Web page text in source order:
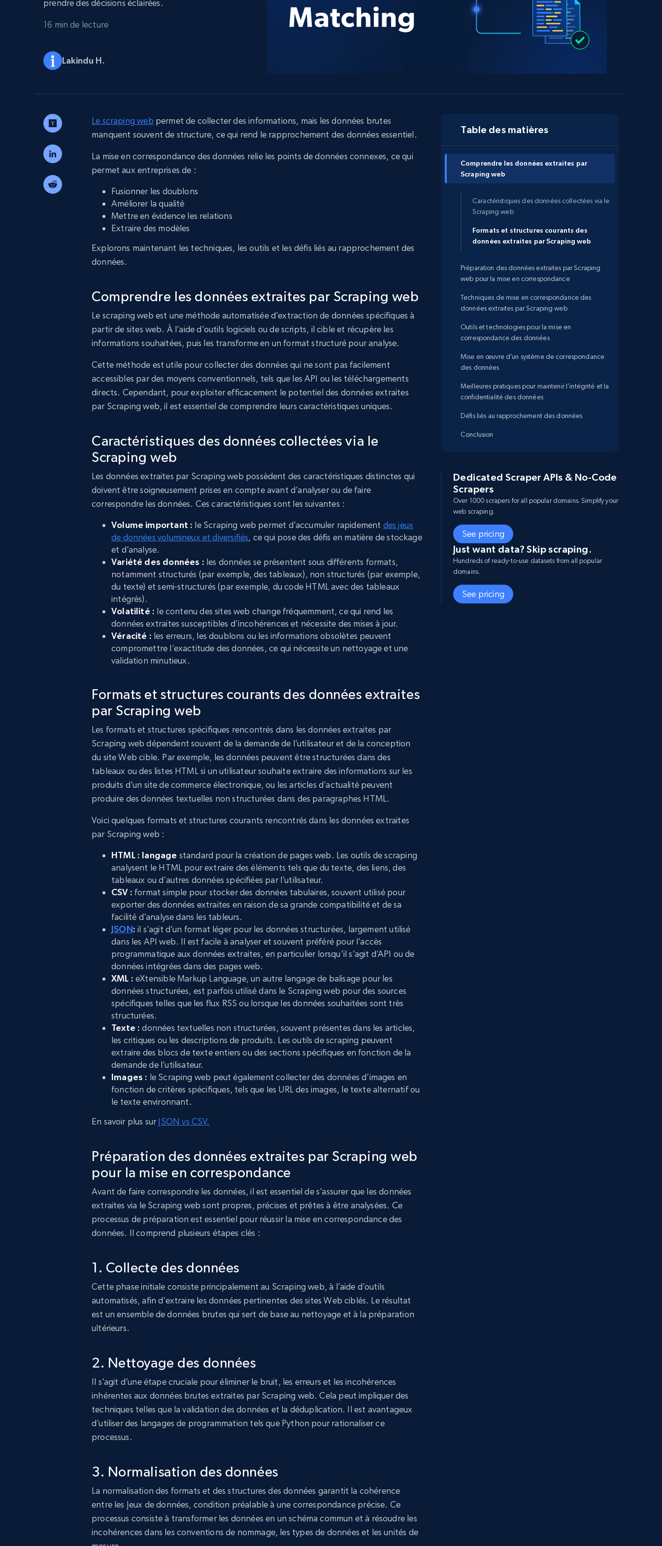
déblocage et hébergement intégrés
Réseaux sociaux
Immobilier
Data Firehose
Proxys résidentiels 50% OFF Proxys de ISP
Proxys de datacenter
Proxys fiables et à haut débit pour une
INFRASTRUCTURE PROXY
prendre des décisions éclairées.
16 min de lecture
Lakindu H.
Le scraping web permet de collecter des informations, mais les données brutes
manquent souvent de structure, ce qui rend le rapprochement des données essentiel.
La mise en correspondance des données relie les points de données connexes, ce qui
permet aux entreprises de :
Fusionner les doublons
Améliorer la qualité
Mettre en évidence les relations
Extraire des modèles
Explorons maintenant les techniques, les outils et les défis liés au rapprochement des
données.
Comprendre les données extraites par Scraping web
Le scraping web est une méthode automatisée d’extraction de données spécifiques à
partir de sites web. À l’aide d’outils logiciels ou de scripts, il cible et récupère les
informations souhaitées, puis les transforme en un format structuré pour analyse.
Cette méthode est utile pour collecter des données qui ne sont pas facilement
accessibles par des moyens conventionnels, tels que les API ou les téléchargements
directs. Cependant, pour exploiter efficacement le potentiel des données extraites
par Scraping web, il est essentiel de comprendre leurs caractéristiques uniques.
Caractéristiques des données collectées via le
Scraping web
Les données extraites par Scraping web possèdent des caractéristiques distinctes qui
doivent être soigneusement prises en compte avant d’analyser ou de faire
correspondre les données. Ces caractéristiques sont les suivantes :
Volume important : le Scraping web permet d’accumuler rapidement des jeux
de données volumineux et diversifiés, ce qui pose des défis en matière de stockage
et d’analyse.
Variété des données : les données se présentent sous différents formats,
notamment structurés (par exemple, des tableaux), non structurés (par exemple,
du texte) et semi-structurés (par exemple, du code HTML avec des tableaux
intégrés).
Volatilité : le contenu des sites web change fréquemment, ce qui rend les
données extraites susceptibles d’incohérences et nécessite des mises à jour.
Véracité : les erreurs, les doublons ou les informations obsolètes peuvent
compromettre l’exactitude des données, ce qui nécessite un nettoyage et une
validation minutieux.
Formats et structures courants des données extraites
par Scraping web
Les formats et structures spécifiques rencontrés dans les données extraites par
Scraping web dépendent souvent de la demande de l’utilisateur et de la conception
du site Web cible. Par exemple, les données peuvent être structurées dans des
tableaux ou des listes HTML si un utilisateur souhaite extraire des informations sur les
produits d’un site de commerce électronique, ou les articles d’actualité peuvent
produire des données textuelles non structurées dans des paragraphes HTML.
Voici quelques formats et structures courants rencontrés dans les données extraites
par Scraping web :
HTML : langage standard pour la création de pages web. Les outils de scraping
analysent le HTML pour extraire des éléments tels que du texte, des liens, des
tableaux ou d’autres données spécifiées par l’utilisateur.
CSV : format simple pour stocker des données tabulaires, souvent utilisé pour
exporter des données extraites en raison de sa grande compatibilité et de sa
facilité d’analyse dans les tableurs.
JSON: il s’agit d’un format léger pour les données structurées, largement utilisé
dans les API web. Il est facile à analyser et souvent préféré pour l’accès
programmatique aux données extraites, en particulier lorsqu’il s’agit d’API ou de
données intégrées dans des pages web.
XML : eXtensible Markup Language, un autre langage de balisage pour les
données structurées, est parfois utilisé dans le Scraping web pour des sources
spécifiques telles que les flux RSS ou lorsque les données souhaitées sont très
structurées.
Texte : données textuelles non structurées, souvent présentes dans les articles,
les critiques ou les descriptions de produits. Les outils de scraping peuvent
extraire des blocs de texte entiers ou des sections spécifiques en fonction de la
demande de l’utilisateur.
Images : le Scraping web peut également collecter des données d’images en
fonction de critères spécifiques, tels que les URL des images, le texte alternatif ou
le texte environnant.
En savoir plus sur JSON vs CSV.
Préparation des données extraites par Scraping web
pour la mise en correspondance
Avant de faire correspondre les données, il est essentiel de s’assurer que les données
extraites via le Scraping web sont propres, précises et prêtes à être analysées. Ce
processus de préparation est essentiel pour réussir la mise en correspondance des
données. Il comprend plusieurs étapes clés :
1. Collecte des données
Cette phase initiale consiste principalement au Scraping web, à l’aide d’outils
automatisés, afin d’extraire les données pertinentes des sites Web ciblés. Le résultat
est un ensemble de données brutes qui sert de base au nettoyage et à la préparation
ultérieurs.
2. Nettoyage des données
Il s’agit d’une étape cruciale pour éliminer le bruit, les erreurs et les incohérences
inhérentes aux données brutes extraites par Scraping web. Cela peut impliquer des
techniques telles que la validation des données et la déduplication. Il est avantageux
d’utiliser des langages de programmation tels que Python pour rationaliser ce
processus.
3. Normalisation des données
La normalisation des formats et des structures des données garantit la cohérence
entre les Jeux de données, condition préalable à une correspondance précise. Ce
processus consiste à transformer les données en un schéma commun et à résoudre les
incohérences dans les conventions de nommage, les types de données et les unités de
Table des matières
Comprendre les données extraites par
Scraping web
Caractéristiques des données collectées via le
Scraping web
Formats et structures courants des
données extraites par Scraping web
Préparation des données extraites par Scraping
web pour la mise en correspondance
Techniques de mise en correspondance des
données extraites par Scraping web
Outils et technologies pour la mise en
correspondance des données
Mise en œuvre d’un système de correspondance
des données
Meilleures pratiques pour maintenir l’intégrité et la
confidentialité des données
Défis liés au rapprochement des données
Conclusion
Dedicated Scraper APIs & No-Code
Scrapers
Over 1000 scrapers for all popular domains. Simplify your
web scraping.
See pricing
Just want data? Skip scraping.
Hundreds of ready-to-use datasets from all popular
domains.
See pricing